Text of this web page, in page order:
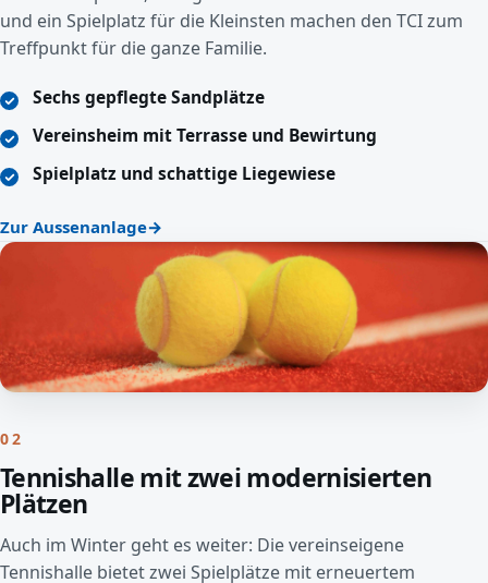
und ein Spielplatz für die Kleinsten machen den TCI zum
Treffpunkt für die ganze Familie.
Sechs gepflegte Sandplätze
Vereinsheim mit Terrasse und Bewirtung
Spielplatz und schattige Liegewiese
Zur Aussenanlage
02
Tennishalle mit zwei modernisierten
Plätzen
Auch im Winter geht es weiter: Die vereinseigene
Tennishalle bietet zwei Spielplätze mit erneuertem